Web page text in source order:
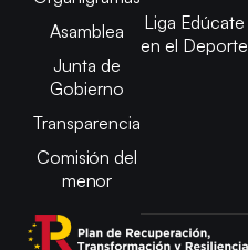
Asamblea
Junta de
Gobierno
Transparencia
Comisión del
menor
Liga Edúcate
en el Deporte